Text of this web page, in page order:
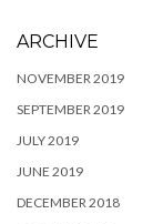
ARCHIVE
NOVEMBER 2019
SEPTEMBER 2019
JULY 2019
JUNE 2019
DECEMBER 2018